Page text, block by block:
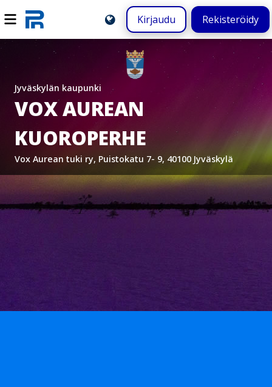
Kirjaudu Rekisteröidy
Jyväskylän kaupunki
VOX AUREAN
KUOROPERHE
Vox Aurean tuki ry, Puistokatu 7- 9, 40100 Jyväskylä